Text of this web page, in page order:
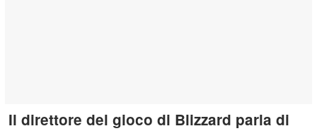
Il direttore del gioco di Blizzard parla di